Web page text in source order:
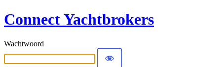
Connect Yachtbrokers
Wachtwoord